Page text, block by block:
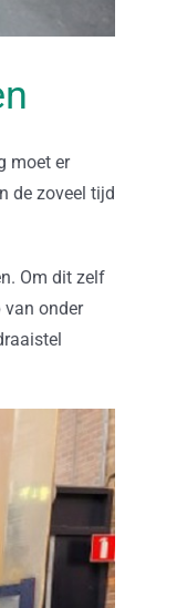
moet er
de zoveel tijd
Om dit zelf
van onder